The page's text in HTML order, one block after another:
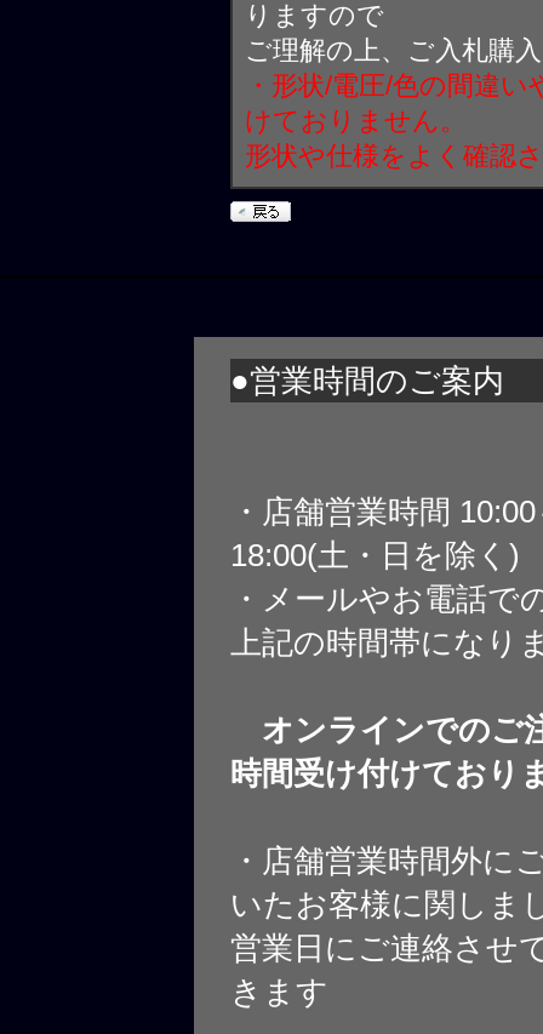
りますので
ご理解の上、ご入札購
・形状/電圧/色の間違
けておりません。
形状や仕様をよく確認
●営業時間のご案内
・店舗営業時間
18:00(土・日を除く)
・メールやお電話で
上記の時間帯になり
オンラインでのご
時間受け付けており
・店舗営業時間外に
いたお客様に関しま
営業日にご連絡させ
きます